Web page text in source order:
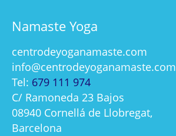
Namaste Yoga
centrodeyoganamaste.com
info@centrodeyoganamaste.com
Tel: 679 111 974
C/ Ramoneda 23 Bajos
08940 Cornellá de Llobregat,
Barcelona